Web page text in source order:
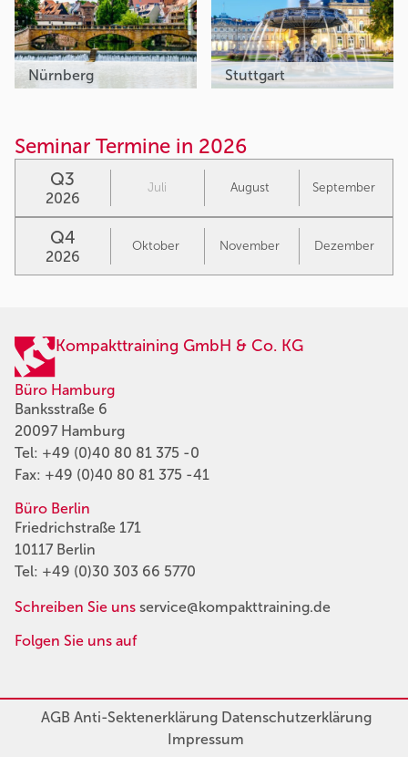
Nürnberg Stuttgart
Seminar Termine in 2026
Q3
2026
Juli August September
Q4
2026
Oktober November Dezember
Kompakttraining GmbH & Co. KG
Büro Hamburg
Banksstraße 6
20097 Hamburg
Tel: +49 (0)40 80 81 375 -0
Fax: +49 (0)40 80 81 375 -41
Büro Berlin
Friedrichstraße 171
10117 Berlin
Tel: +49 (0)30 303 66 5770
Schreiben Sie uns service@kompakttraining.de
Folgen Sie uns auf
AGBAnti-SektenerklärungDatenschutzerklärung
Impressum